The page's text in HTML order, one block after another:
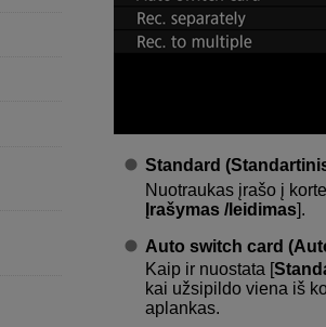
Standard
Nuotraukas įrašo į
Įrašymas /leidimas].
Auto switch card
Kaip ir nuostata [
kai užsipildo viena iš
aplankas.